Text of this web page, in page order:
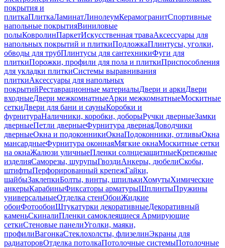
покрытия и
плиткаПлиткаЛаминатЛинолеумКерамогранитСпортивные
напольные покрытияВиниловые
полыКовролинПаркетИскусственная траваАксессуары для
напольных покрытий и плиткиПодложкаПлинтусы, уголки,
обводы для трубПлинтусы для сантехникиФуги для
плиткиПорожки, профили для пола и плиткиПриспособления
для укладки плиткиСистемы выравнивания
плиткиАксессуары для напольных
покрытийРеставрационные материалыДвери и аркиДвери
входныеДвери межкомнатныеАрки межкомнатныеМоскитные
сеткиДвери для бани и сауныКоробки и
фурнитураНаличники, коробки, доборыРучки дверныеЗамки
дверныеПетли дверныеФурнитура двернаяДоводчики
дверныеОкна и подоконникиОкнаПодоконники, отливыОкна
мансардныеФурнитура оконнаяМягкие окнаМоскитные сетки
на окнаЖалюзи уличныеПленки солнцезащитныеКрепежные
изделияСаморезы, шурупыГвоздиАнкеры, дюбелиСкобы,
штифтыПерфорированный крепежГайки,
шайбыЗаклепкиБолты, винты, шпилькиХомутыХимические
анкерыКарабиныФиксаторы арматурыШплинтыПружины
универсальныеОтделка стенОбоиЖидкие
обоиФотообоиШтукатурки декоративныеДекоративный
каменьСкиналиПленки самоклеящиеся Армирующие
сеткиСтеновые панелиУголки, маяки,
профилиВагонкаСтеклохолсты, флизелинЭкраны для
радиаторовОтделка потолкаПотолочные системыПотолочные